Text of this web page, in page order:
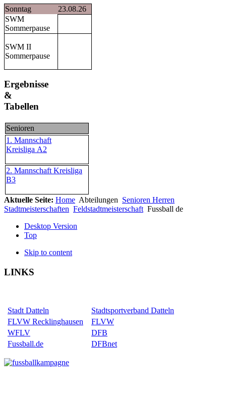
Sonntag
23.08.26
SWM
Sommerpause
SWM II
Sommerpause
Ergebnisse
&
Tabellen
Senioren
1. Mannschaft
Kreisliga A2
2. Mannschaft Kreisliga
B3
Aktuelle Seite: Home Abteilungen Senioren Herren
Stadtmeisterschaften Feldstadtmeisterschaft Fussball de
Desktop Version
Top
Skip to content
LINKS
Stadt Datteln
Stadtsportverband Datteln
FLVW Recklinghausen
FLVW
WFLV
DFB
Fussball.de
DFBnet